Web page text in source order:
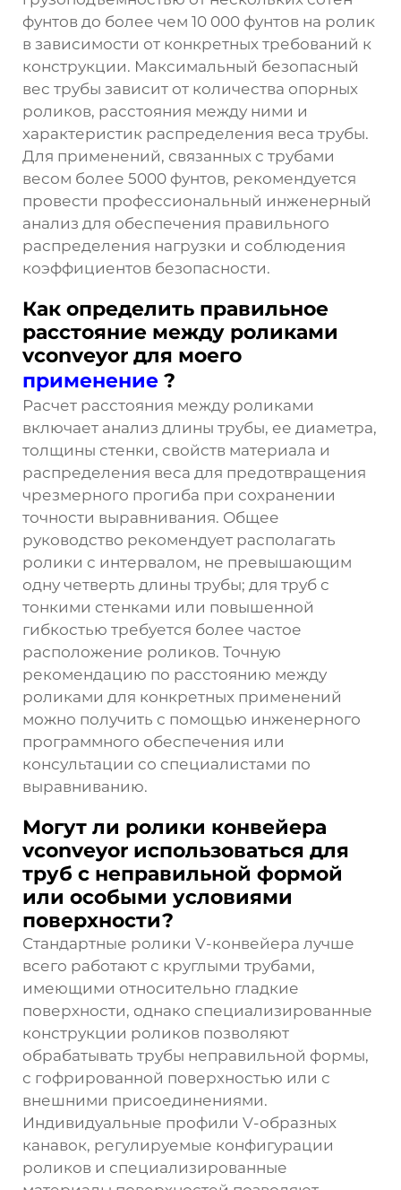
фунтов до более чем 10 000 фунтов на ролик
в зависимости от конкретных требований к
конструкции. Максимальный безопасный
вес трубы зависит от количества опорных
роликов, расстояния между ними и
характеристик распределения веса трубы.
Для применений, связанных с трубами
весом более 5000 фунтов, рекомендуется
провести профессиональный инженерный
анализ для обеспечения правильного
распределения нагрузки и соблюдения
коэффициентов безопасности.
Как определить правильное
расстояние между роликами
vconveyor для моего
применение ?
Расчет расстояния между роликами
включает анализ длины трубы, ее диаметра,
толщины стенки, свойств материала и
распределения веса для предотвращения
чрезмерного прогиба при сохранении
точности выравнивания. Общее
руководство рекомендует располагать
ролики с интервалом, не превышающим
одну четверть длины трубы; для труб с
тонкими стенками или повышенной
гибкостью требуется более частое
расположение роликов. Точную
рекомендацию по расстоянию между
роликами для конкретных применений
можно получить с помощью инженерного
программного обеспечения или
консультации со специалистами по
выравниванию.
Могут ли ролики конвейера
vconveyor использоваться для
труб с неправильной формой
или особыми условиями
поверхности?
Стандартные ролики V-конвейера лучше
всего работают с круглыми трубами,
имеющими относительно гладкие
поверхности, однако специализированные
конструкции роликов позволяют
обрабатывать трубы неправильной формы,
с гофрированной поверхностью или с
внешними присоединениями.
Индивидуальные профили V-образных
канавок, регулируемые конфигурации
роликов и специализированные